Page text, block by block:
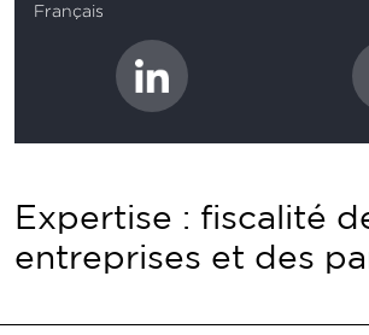
Français
Expertise : fiscalité
entreprises et des